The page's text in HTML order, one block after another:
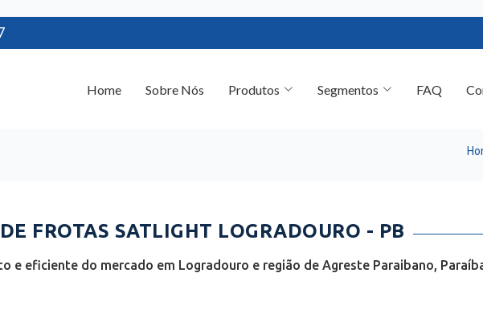
FROTAS SATLIGHT LOGRADOURO - PB
e eficiente do mercado em Logradouro e região de Agreste Paraibano, Paraíba.